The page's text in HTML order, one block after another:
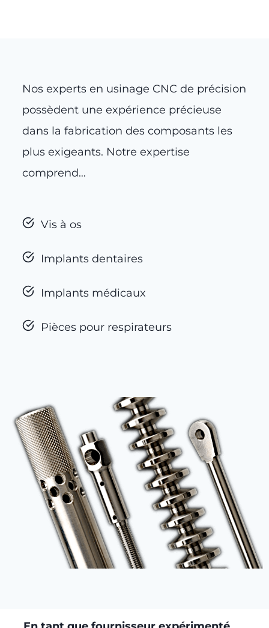
Nos experts en usinage CNC de précision
possèdent une expérience précieuse
dans la fabrication des composants les
plus exigeants. Notre expertise
comprend…
Vis à os
Implants dentaires
Implants médicaux
Pièces pour respirateurs